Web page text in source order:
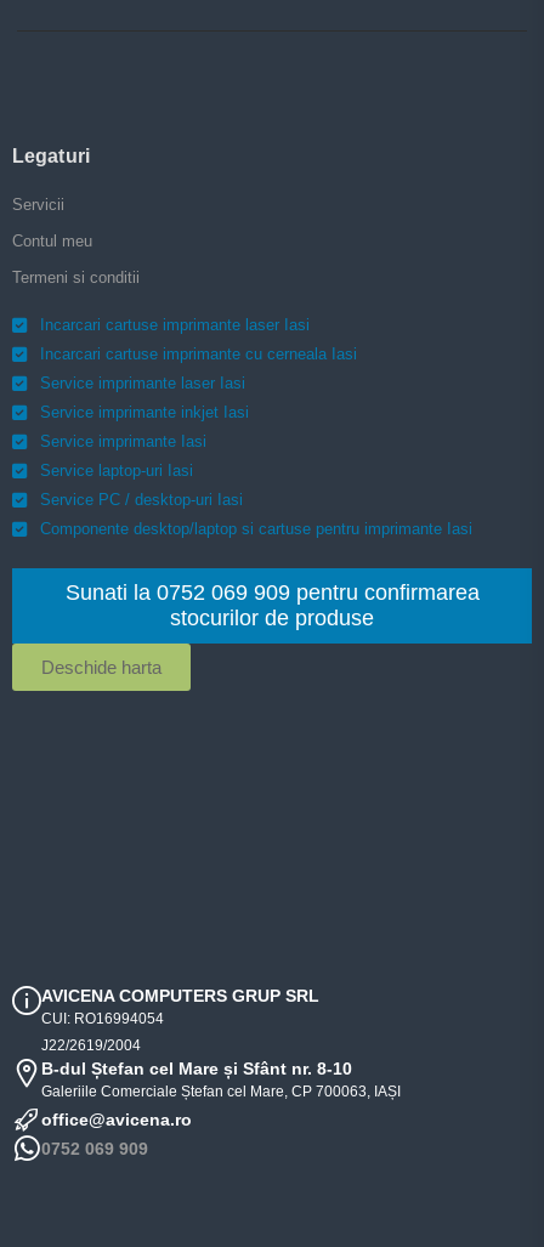
AVICENA COMPUTERS GRUP SRL
CUI: RO16994054
J22/2619/2004
B-dul Ștefan cel Mare și Sfânt nr. 8-10
Galeriile Comerciale Ștefan cel Mare, CP 700063, IAȘI
office@avicena.ro
0752 069 909
Legaturi
Servicii
Contul meu
Termeni si conditii
Incarcari cartuse imprimante laser Iasi
Incarcari cartuse imprimante cu cerneala Iasi
Service imprimante laser Iasi
Service imprimante inkjet Iasi
Service imprimante Iasi
Service laptop-uri Iasi
Service PC / desktop-uri Iasi
Componente desktop/laptop si cartuse pentru imprimante Iasi
Sunati la 0752 069 909 pentru confirmarea
stocurilor de produse
Deschide harta